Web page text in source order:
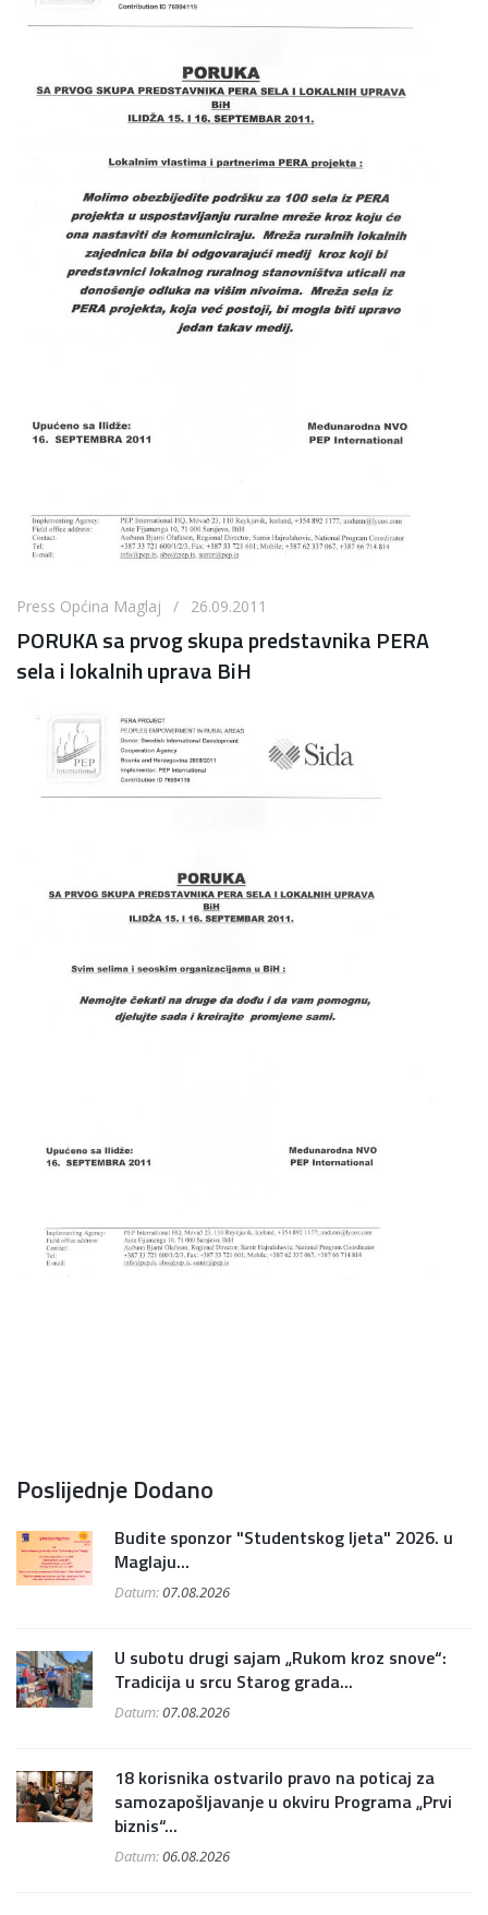
Press Općina Maglaj / 26.09.2011
PORUKA sa prvog skupa predstavnika PERA
sela i lokalnih uprava BiH
Poslijednje Dodano
Budite sponzor "Studentskog ljeta" 2026. u
Maglaju...
Datum:07.08.2026
U subotu drugi sajam „Rukom kroz snove“:
Tradicija u srcu Starog grada...
Datum:07.08.2026
18 korisnika ostvarilo pravo na poticaj za
samozapošljavanje u okviru Programa „Prvi
biznis“...
Datum:06.08.2026